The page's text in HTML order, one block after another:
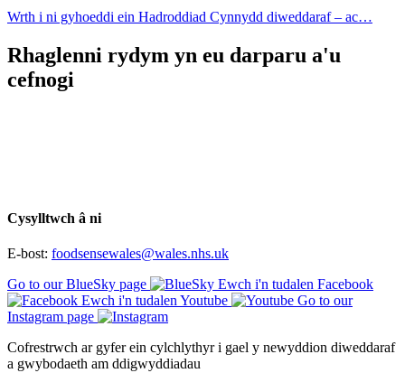
Wrth i ni gyhoeddi ein Hadroddiad Cynnydd diweddaraf – ac…
Rhaglenni rydym yn eu darparu a'u
cefnogi
Cysylltwch â ni
E-bost: foodsensewales@wales.nhs.uk
Go to our BlueSky page
Ewch i'n tudalen Facebook
Ewch i'n tudalen Youtube
Go to our
Instagram page
Cofrestrwch ar gyfer ein cylchlythyr i gael y newyddion diweddaraf
a gwybodaeth am ddigwyddiadau